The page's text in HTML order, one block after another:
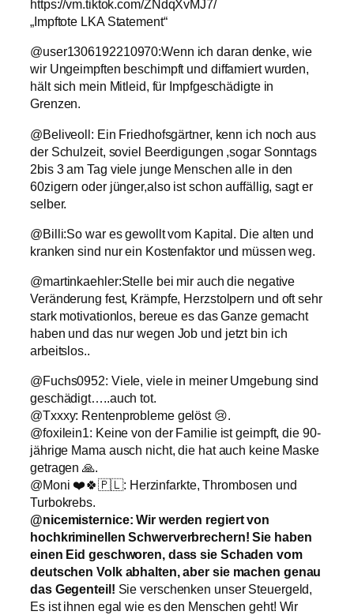
https://vm.tiktok.com/ZNdqXvMJ7/
„Impftote LKA Statement“
@user1306192210970:Wenn ich daran denke, wie
wir Ungeimpften beschimpft und diffamiert wurden,
hält sich mein Mitleid, für Impfgeschädigte in
Grenzen.
@Beliveoll: Ein Friedhofsgärtner, kenn ich noch aus
der Schulzeit, soviel Beerdigungen ,sogar Sonntags
2bis 3 am Tag viele junge Menschen alle in den
60zigern oder jünger,also ist schon auffällig, sagt er
selber.
@Billi:So war es gewollt vom Kapital. Die alten und
kranken sind nur ein Kostenfaktor und müssen weg.
@martinkaehler:Stelle bei mir auch die negative
Veränderung fest, Krämpfe, Herzstolpern und oft sehr
stark motivationlos, bereue es das Ganze gemacht
haben und das nur wegen Job und jetzt bin ich
arbeitslos..
@Fuchs0952: Viele, viele in meiner Umgebung sind
geschädigt…..auch tot.
@Txxxy: Rentenprobleme gelöst 😢.
@foxilein1: Keine von der Familie ist geimpft, die 90-
jährige Mama ausch nicht, die hat auch keine Maske
getragen 🙏.
@Moni ❤️🍀🇵🇱: Herzinfarkte, Thrombosen und
Turbokrebs.
@nicemisternice: Wir werden regiert von
hochkriminellen Schwerverbrechern! Sie haben
einen Eid geschworen, dass sie Schaden vom
deutschen Volk abhalten, aber sie machen genau
das Gegenteil! Sie verschenken unser Steuergeld,
Es ist ihnen egal wie es den Menschen geht! Wir